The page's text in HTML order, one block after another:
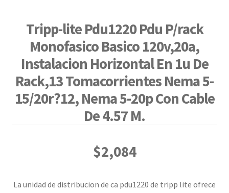
Tripp-lite Pdu1220 Pdu P/rack
Monofasico Basico 120v,20a,
Instalacion Horizontal En 1u De
Rack,13 Tomacorrientes Nema 5-
15/20r?12, Nema 5-20p Con Cable
De 4.57 M.
$2,084
La unidad de distribucion de ca pdu1220 de tripp lite ofrece